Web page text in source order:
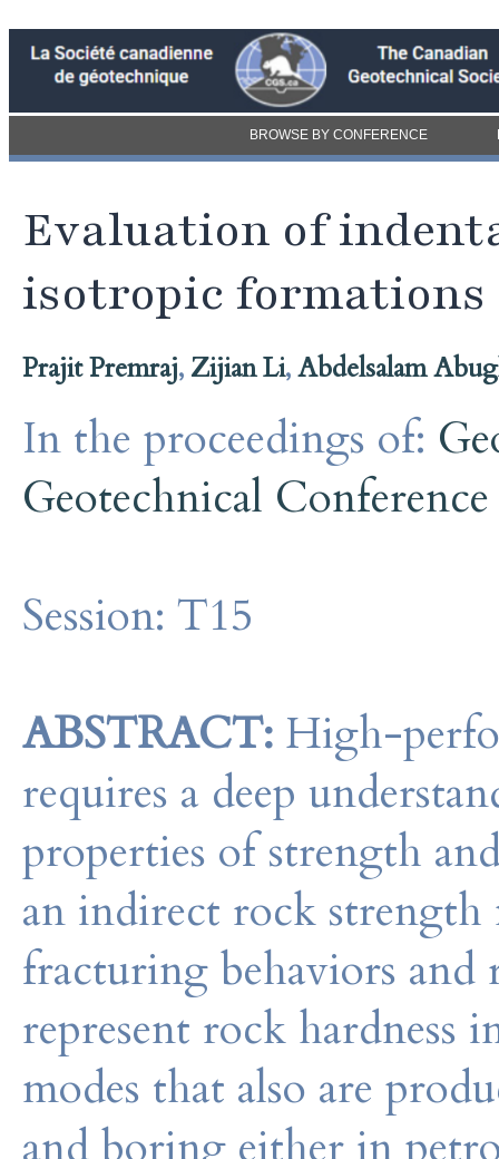
BROWSE BY CONFERENCE
Evaluation of
isotropic formations
Prajit Premraj, Zijian Li,Abdelsalam
In the proceedings of:
Geotechnical Conference
Session: T15
ABSTRACT: High-
requires a deep
properties of strength
an indirect rock strength
fracturing behaviors and
represent rock hardness
modes that also are
and boring either in